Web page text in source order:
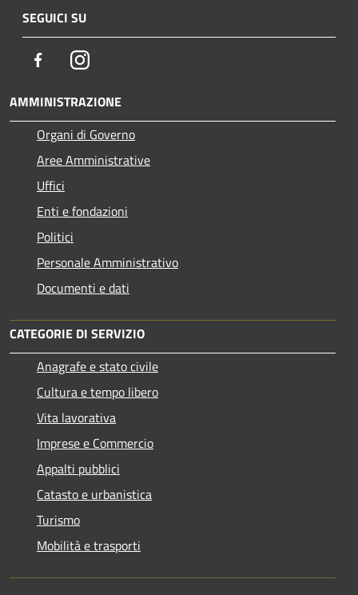
SEGUICI SU
FacebookInstagram
AMMINISTRAZIONE
Organi di Governo
Aree Amministrative
Uffici
Enti e fondazioni
Politici
Personale Amministrativo
Documenti e dati
CATEGORIE DI SERVIZIO
Anagrafe e stato civile
Cultura e tempo libero
Vita lavorativa
Imprese e Commercio
Appalti pubblici
Catasto e urbanistica
Turismo
Mobilità e trasporti